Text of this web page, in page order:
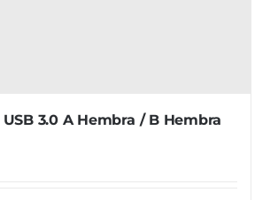
3.0 A Hembra / B Hembra